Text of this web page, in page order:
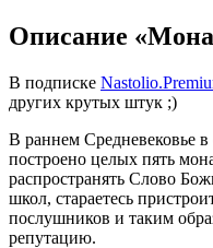
Описание
В подписке
других крутых штук ;)
В раннем Средневековье
построено целых пять
распространять Слово
школ, стараетесь
послушников и таким
репутацию.